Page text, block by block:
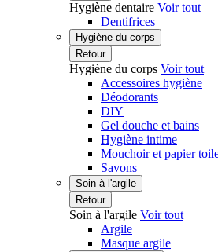
Hygiène dentaire Voir tout
Dentifrices
Hygiène du corps
Retour
Hygiène du corps Voir tout
Accessoires hygiène
Déodorants
DIY
Gel douche et bains
Hygiène intime
Mouchoir et papier
Savons
Soin à l'argile
Retour
Soin à l'argile Voir tout
Argile
Masque argile